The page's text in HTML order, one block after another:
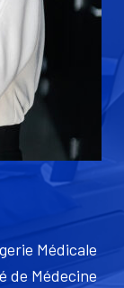
Médicale
de Médecine